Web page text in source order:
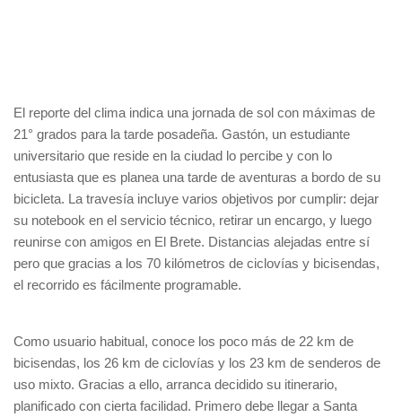
El reporte del clima indica una jornada de sol con máximas de
21° grados para la tarde posadeña. Gastón, un estudiante
universitario que reside en la ciudad lo percibe y con lo
entusiasta que es planea una tarde de aventuras a bordo de su
bicicleta. La travesía incluye varios objetivos por cumplir: dejar
su notebook en el servicio técnico, retirar un encargo, y luego
reunirse con amigos en El Brete. Distancias alejadas entre sí
pero que gracias a los 70 kilómetros de ciclovías y bicisendas,
el recorrido es fácilmente programable.
Como usuario habitual, conoce los poco más de 22 km de
bicisendas, los 26 km de ciclovías y los 23 km de senderos de
uso mixto. Gracias a ello, arranca decidido su itinerario,
planificado con cierta facilidad. Primero debe llegar a Santa